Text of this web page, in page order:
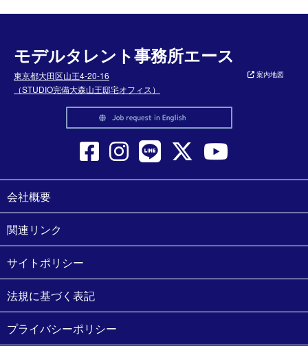
モデルタレント事務所エース
東京都大田区山王4-20-16
（STUDIO完備大森山王邸宅オフィス）
案内地図
会社概要
関連リンク
サイトポリシー
法規に基づく表記
プライバシーポリシー